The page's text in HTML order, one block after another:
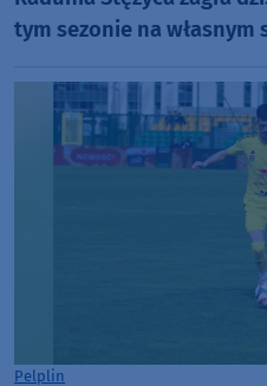
tym sezonie na własnym
Pelplin